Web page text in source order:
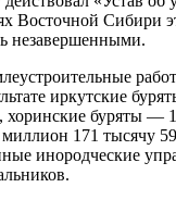
Восточной Сибири
незавершенными.
иркутские
хоринские буряты —
171 тысячу
инородческие